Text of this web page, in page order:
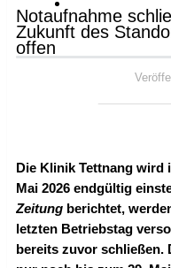
Notaufnahme
Zukunft des
offen
Die Klinik Tettnang wird
Mai 2026 endgültig
Zeitung berichtet,
letzten Betriebstag
bereits zuvor schließen.